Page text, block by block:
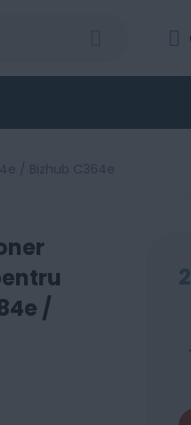
/ Bizhub C364e
/
C284e / Bizhub